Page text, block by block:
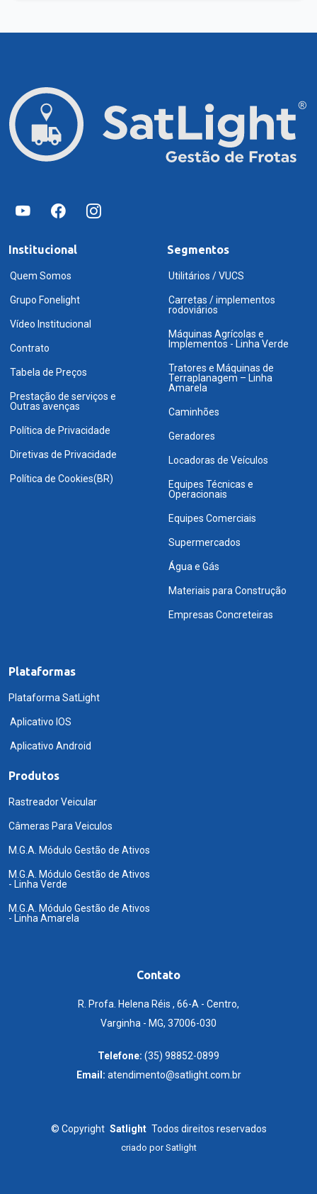
Institucional
Quem Somos
Grupo Fonelight
Vídeo Institucional
Contrato
Tabela de Preços
Prestação de serviços e
Outras avenças
Política de Privacidade
Diretivas de Privacidade
Política de Cookies(BR)
Segmentos
Utilitários / VUCS
Carretas / implementos
rodoviários
Máquinas Agrícolas e
Implementos - Linha Verde
Tratores e Máquinas de
Terraplanagem – Linha
Amarela
Caminhões
Geradores
Locadoras de Veículos
Equipes Técnicas e
Operacionais
Equipes Comerciais
Supermercados
Água e Gás
Materiais para Construção
Empresas Concreteiras
Plataformas
Plataforma SatLight
Aplicativo IOS
Aplicativo Android
Produtos
Rastreador Veicular
Câmeras Para Veiculos
M.G.A. Módulo Gestão de Ativos
M.G.A. Módulo Gestão de Ativos
- Linha Verde
M.G.A. Módulo Gestão de Ativos
- Linha Amarela
Contato
R. Profa. Helena Réis , 66-A - Centro,
Varginha - MG, 37006-030
Telefone: (35) 98852-0899
Email: atendimento@satlight.com.br
© Copyright Satlight Todos direitos reservados
criado porSatlight